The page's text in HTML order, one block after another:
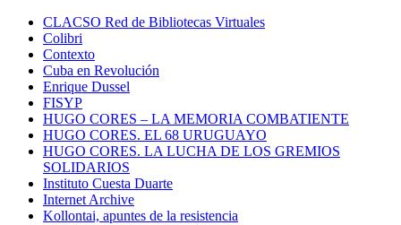
CLACSO Red de Bibliotecas Virtuales
Colibri
Contexto
Cuba en Revolución
Enrique Dussel
FISYP
HUGO CORES – LA MEMORIA COMBATIENTE
HUGO CORES. EL 68 URUGUAYO
HUGO CORES. LA LUCHA DE LOS GREMIOS
SOLIDARIOS
Instituto Cuesta Duarte
Internet Archive
Kollontai, apuntes de la resistencia